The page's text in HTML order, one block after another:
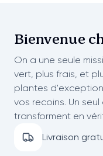
Bienvenue
On a une seule
vert, plus frais, et
plantes
vos recoins. Un
transforment en
Livraison